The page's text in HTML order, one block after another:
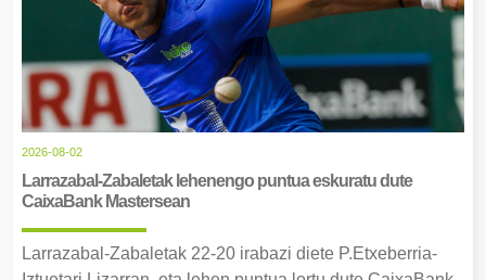
2026-08-02
Larrazabal-Zabaletak lehenengo puntua eskuratu dute
CaixaBank Mastersean
Larrazabal-Zabaletak 22-20 irabazi diete P.Etxeberria-